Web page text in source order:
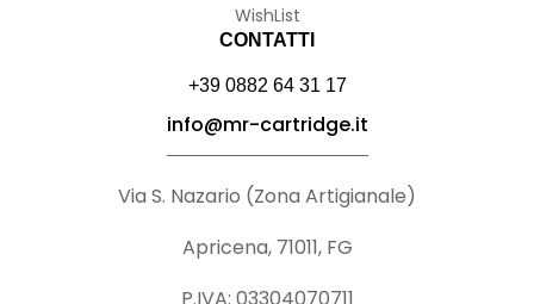
WishList
CONTATTI
+39 0882 64 31 17
info@mr-cartridge.it
Via S. Nazario (Zona Artigianale)
Apricena, 71011, FG
P.IVA: 03304070711